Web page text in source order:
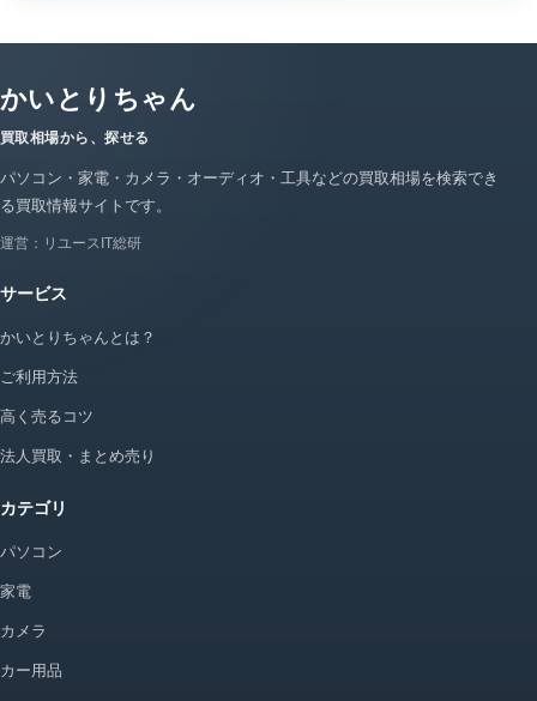
かいとりちゃん
買取相場から、探せる
パソコン・家電・カメラ・オーディオ・工具などの買取相場を検索でき
る買取情報サイトです。
運営：リユースIT総研
サービス
かいとりちゃんとは？
ご利用方法
高く売るコツ
法人買取・まとめ売り
カテゴリ
パソコン
家電
カメラ
カー用品